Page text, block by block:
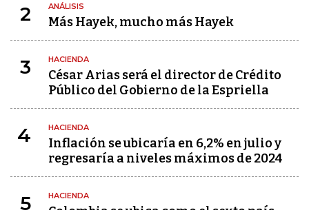
2 ANÁLISIS
Más Hayek, mucho más Hayek
3 HACIENDA
César Arias será el director de Crédito
Público del Gobierno de la Espriella
4 HACIENDA
Inflación se ubicaría en 6,2% en julio y
regresaría a niveles máximos de 2024
5 HACIENDA